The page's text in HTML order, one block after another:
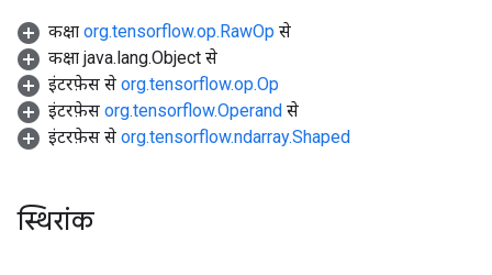
कक्षा org.tensorflow.op.RawOp से
कक्षा java.lang.Object से
इंटरफ़ेस से org.tensorflow.op.Op
इंटरफ़ेस org.tensorflow.Operand से
इंटरफ़ेस से org.tensorflow.ndarray.Shaped
स्थिरांक